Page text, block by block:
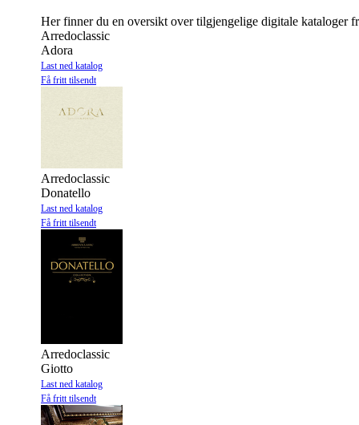
Her finner du en oversikt over tilgjengelige digitale kataloger
Arredoclassic
Adora
Last ned katalog
Få fritt tilsendt
Arredoclassic
Donatello
Last ned katalog
Få fritt tilsendt
Arredoclassic
Giotto
Last ned katalog
Få fritt tilsendt